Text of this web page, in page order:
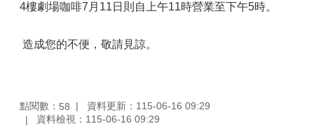
4樓劇場咖啡7月11日則自上午11時營業至下午5時。
造成您的不便，敬請見諒。
點閱數： 58
資料更新：115-06-16 09:29
資料檢視：115-06-16 09:29